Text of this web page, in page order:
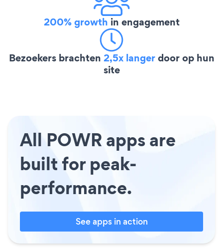
200% growth in engagement
Bezoekers brachten 2,5x langerdoor op hun
site
All POWR apps are
built for peak-
performance.
See apps in action